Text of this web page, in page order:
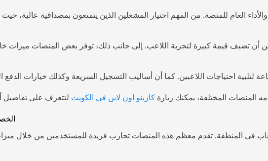
العام للمنصة. من المهم اختيار المشغلين الذين يتمتعون بمصداقية عالية،
أن تضيف قيمة كبيرة لتجربة اللاعب. إلى جانب ذلك، توفر بعض المنصات ميزات
المنصات المختلفة، يمكنك زيارة كازينو اون لاين في الكويت
في المنطقة. تقدم معظم هذه المنصات تجارب فريدة للمستخدمين من خلال